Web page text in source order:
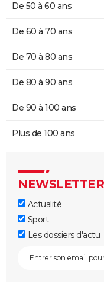
De 50 à 60 ans
De 60 à 70 ans
De 70 à 80 ans
De 80 à 90 ans
De 90 à 100 ans
Plus de 100 ans
Actualité
Sport
Les dossiers d'actu